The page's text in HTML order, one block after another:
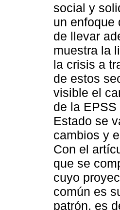
social y
un enfoque
de llevar
muestra la
la crisis a
de estos
visible el
de la
Estado se
cambios y
Con el
que se
cuyo
común es
patrón, es